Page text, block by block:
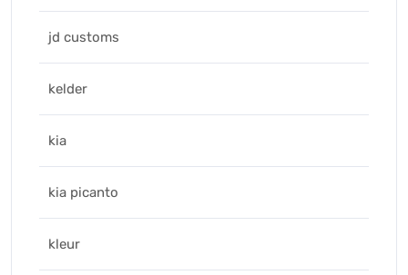
jd customs
kelder
kia
kia picanto
kleur